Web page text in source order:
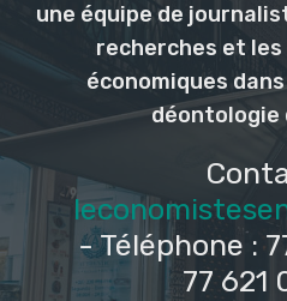
une équipe de
recherches et
économiques
déontologie
- Téléphone :
77 621